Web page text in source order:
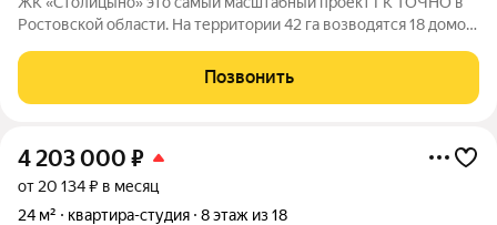
Ростовской области. На территории 42 га возводятся 18 домов
на 600 мест, медицинский центр, парк 8,4 га и фитнес-центр с
бассейном.
Позвонить
4 203 000 ₽
от 20 134 ₽ в месяц
24 м²
квартира-студия 8 этаж из 18